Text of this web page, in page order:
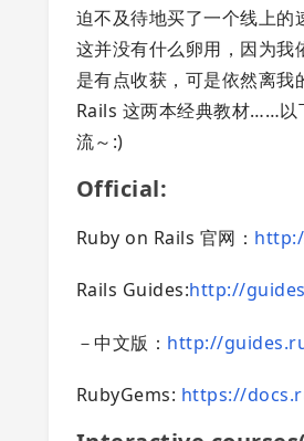
迫不及待地买了一个线上
这并没有什么卵用，因为
是有点收获，可是依然离
Rails 这两本经典教材……以
流～:)
Official:
Ruby on Rails 官网：
Rails Guides:http://
－中文版： http://
RubyGems: https://